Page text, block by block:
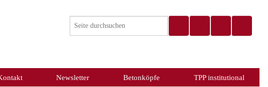
Newsletter Betonköpfe TPP institutional